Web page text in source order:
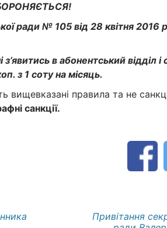
ради № 105 від 28 квітня
в абонентський відділ
з 1 соту на місяць.
вищевказані правила та не
санкції.
Привітання